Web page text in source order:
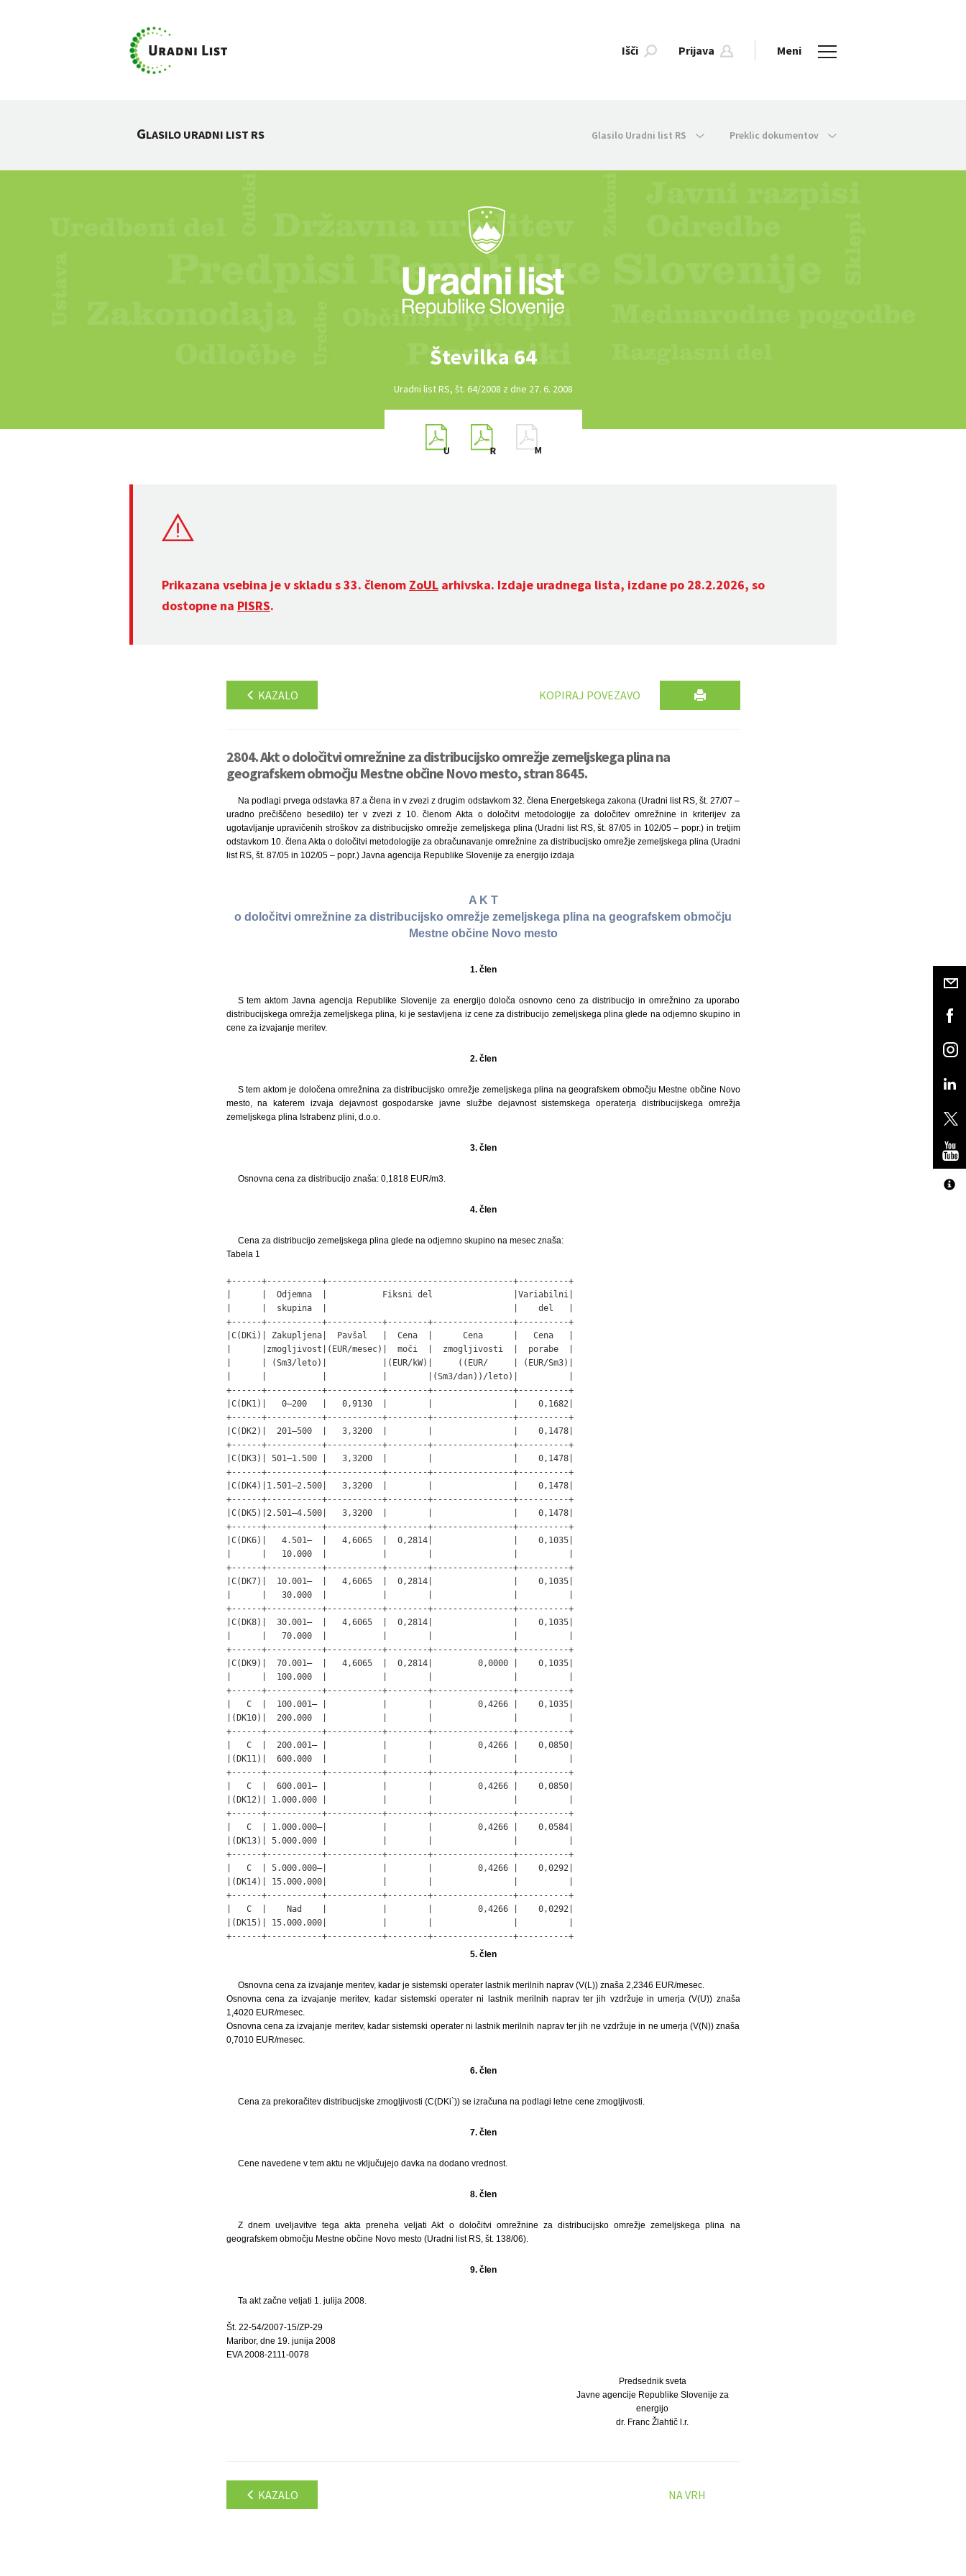
Išči Prijava Meni
GLASILO URADNI LIST RS Glasilo Uradni list RS Preklic dokumentov
Številka 64
Uradni list RS, št. 64/2008 z dne 27. 6. 2008
Prikazana vsebina je v skladu s 33. členom ZoUL arhivska. Izdaje uradnega lista, izdane po 28.2.2026, so
dostopne na PISRS.
KAZALO KOPIRAJ POVEZAVO
2804. Akt o določitvi omrežnine za distribucijsko omrežje zemeljskega plina na
geografskem območju Mestne občine Novo mesto, stran 8645.
Na podlagi prvega odstavka 87.a člena in v zvezi z drugim odstavkom 32. člena Energetskega zakona (Uradni list RS, št. 27/07 –
uradno prečiščeno besedilo) ter v zvezi z 10. členom Akta o določitvi metodologije za določitev omrežnine in kriterijev za
ugotavljanje upravičenih stroškov za distribucijsko omrežje zemeljskega plina (Uradni list RS, št. 87/05 in 102/05 – popr.) in tretjim
odstavkom 10. člena Akta o določitvi metodologije za obračunavanje omrežnine za distribucijsko omrežje zemeljskega plina (Uradni
list RS, št. 87/05 in 102/05 – popr.) Javna agencija Republike Slovenije za energijo izdaja
A K T
o določitvi omrežnine za distribucijsko omrežje zemeljskega plina na geografskem območju
Mestne občine Novo mesto
1. člen
S tem aktom Javna agencija Republike Slovenije za energijo določa osnovno ceno za distribucijo in omrežnino za uporabo
distribucijskega omrežja zemeljskega plina, ki je sestavljena iz cene za distribucijo zemeljskega plina glede na odjemno skupino in
cene za izvajanje meritev.
2. člen
S tem aktom je določena omrežnina za distribucijsko omrežje zemeljskega plina na geografskem območju Mestne občine Novo
mesto, na katerem izvaja dejavnost gospodarske javne službe dejavnost sistemskega operaterja distribucijskega omrežja
zemeljskega plina Istrabenz plini, d.o.o.
3. člen
Osnovna cena za distribucijo znaša: 0,1818 EUR/m3.
4. člen
Cena za distribucijo zemeljskega plina glede na odjemno skupino na mesec znaša:
Tabela 1
+------+-----------+-------------------------------------+----------+
|      |  Odjemna  |           Fiksni del                |Variabilni|
|      |  skupina  |                                     |    del   |
+------+-----------+-----------+--------+----------------+----------+
|C(DKi)| Zakupljena|  Pavšal   |  Cena  |      Cena      |   Cena   |
|      |zmogljivost|(EUR/mesec)|  moči  |  zmogljivosti  |  porabe  |
|      | (Sm3/leto)|           |(EUR/kW)|     ((EUR/     | (EUR/Sm3)|
|      |           |           |        |(Sm3/dan))/leto)|          |
+------+-----------+-----------+--------+----------------+----------+
|C(DK1)|   0–200   |   0,9130  |        |                |    0,1682|
+------+-----------+-----------+--------+----------------+----------+
|C(DK2)|  201–500  |   3,3200  |        |                |    0,1478|
+------+-----------+-----------+--------+----------------+----------+
|C(DK3)| 501–1.500 |   3,3200  |        |                |    0,1478|
+------+-----------+-----------+--------+----------------+----------+
|C(DK4)|1.501–2.500|   3,3200  |        |                |    0,1478|
+------+-----------+-----------+--------+----------------+----------+
|C(DK5)|2.501–4.500|   3,3200  |        |                |    0,1478|
+------+-----------+-----------+--------+----------------+----------+
|C(DK6)|   4.501–  |   4,6065  |  0,2814|                |    0,1035|
|      |   10.000  |           |        |                |          |
+------+-----------+-----------+--------+----------------+----------+
|C(DK7)|  10.001–  |   4,6065  |  0,2814|                |    0,1035|
|      |   30.000  |           |        |                |          |
+------+-----------+-----------+--------+----------------+----------+
|C(DK8)|  30.001–  |   4,6065  |  0,2814|                |    0,1035|
|      |   70.000  |           |        |                |          |
+------+-----------+-----------+--------+----------------+----------+
|C(DK9)|  70.001–  |   4,6065  |  0,2814|         0,0000 |    0,1035|
|      |  100.000  |           |        |                |          |
+------+-----------+-----------+--------+----------------+----------+
|   C  |  100.001– |           |        |         0,4266 |    0,1035|
|(DK10)|  200.000  |           |        |                |          |
+------+-----------+-----------+--------+----------------+----------+
|   C  |  200.001– |           |        |         0,4266 |    0,0850|
|(DK11)|  600.000  |           |        |                |          |
+------+-----------+-----------+--------+----------------+----------+
|   C  |  600.001– |           |        |         0,4266 |    0,0850|
|(DK12)| 1.000.000 |           |        |                |          |
+------+-----------+-----------+--------+----------------+----------+
|   C  | 1.000.000–|           |        |         0,4266 |    0,0584|
|(DK13)| 5.000.000 |           |        |                |          |
+------+-----------+-----------+--------+----------------+----------+
|   C  | 5.000.000–|           |        |         0,4266 |    0,0292|
|(DK14)| 15.000.000|           |        |                |          |
+------+-----------+-----------+--------+----------------+----------+
|   C  |    Nad    |           |        |         0,4266 |    0,0292|
|(DK15)| 15.000.000|           |        |                |          |
+------+-----------+-----------+--------+----------------+----------+
5. člen
Osnovna cena za izvajanje meritev, kadar je sistemski operater lastnik merilnih naprav (V(L)) znaša 2,2346 EUR/mesec.
Osnovna cena za izvajanje meritev, kadar sistemski operater ni lastnik merilnih naprav ter jih vzdržuje in umerja (V(U)) znaša
1,4020 EUR/mesec.
Osnovna cena za izvajanje meritev, kadar sistemski operater ni lastnik merilnih naprav ter jih ne vzdržuje in ne umerja (V(N)) znaša
0,7010 EUR/mesec.
6. člen
Cena za prekoračitev distribucijske zmogljivosti (C(DKi`)) se izračuna na podlagi letne cene zmogljivosti.
7. člen
Cene navedene v tem aktu ne vključujejo davka na dodano vrednost.
8. člen
Z dnem uveljavitve tega akta preneha veljati Akt o določitvi omrežnine za distribucijsko omrežje zemeljskega plina na
geografskem območju Mestne občine Novo mesto (Uradni list RS, št. 138/06).
9. člen
Ta akt začne veljati 1. julija 2008.
Št. 22-54/2007-15/ZP-29
Maribor, dne 19. junija 2008
EVA 2008-2111-0078
Predsednik sveta
Javne agencije Republike Slovenije za
energijo
dr. Franc Žlahtič l.r.
KAZALO NA VRH